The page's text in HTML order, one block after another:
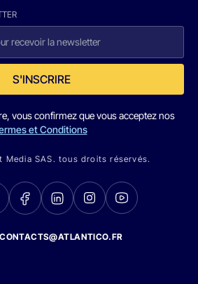
S'INSCRIRE
vous confirmez que vous acceptez nos
et Conditions
Media SAS. tous droits réservés.